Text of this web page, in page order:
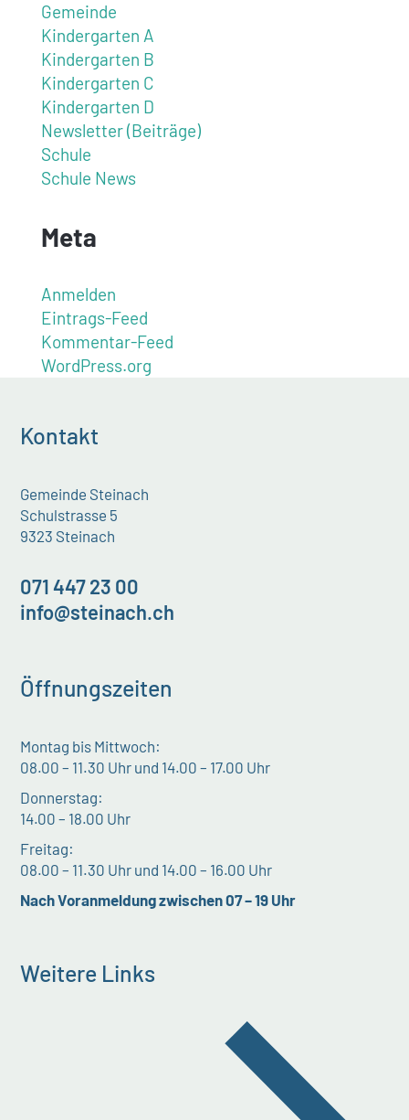
Gemeinde
Kindergarten A
Kindergarten B
Kindergarten C
Kindergarten D
Newsletter (Beiträge)
Schule
Schule News
Meta
Anmelden
Eintrags-Feed
Kommentar-Feed
WordPress.org
Kontakt
Gemeinde Steinach
Schulstrasse 5
9323 Steinach
071 447 23 00
info@steinach.ch
Öffnungszeiten
Montag bis Mittwoch:
08.00 – 11.30 Uhr und 14.00 – 17.00 Uhr
Donnerstag:
14.00 – 18.00 Uhr
Freitag:
08.00 – 11.30 Uhr und 14.00 – 16.00 Uhr
Nach Voranmeldung zwischen 07 – 19 Uhr
Weitere Links